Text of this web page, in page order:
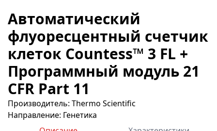
Автоматический
флуоресцентный счетчик
клеток Countess™ 3 FL +
Программный модуль 21
CFR Part 11
Производитель: Thermo Scientific
Направление: Генетика